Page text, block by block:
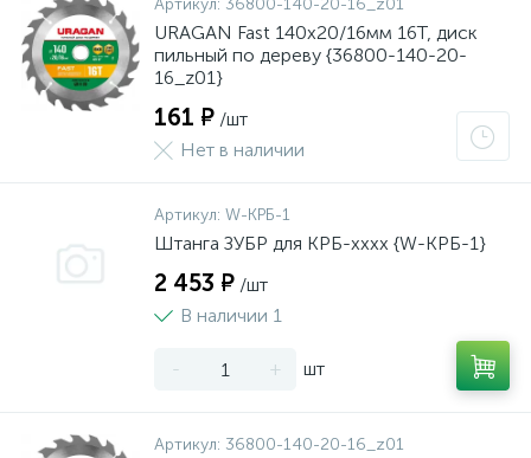
Артикул: 36800-140-20-16_z01
URAGAN Fast 140x20/16мм 16Т, диск
пильный по дереву {36800-140-20-
16_z01}
161 ₽ /шт
Нет в наличии
Артикул: W-КРБ-1
Штанга ЗУБР для КРБ-хххх {W-КРБ-1}
2 453 ₽ /шт
В наличии 1
- + шт
Артикул: 36800-140-20-16_z01